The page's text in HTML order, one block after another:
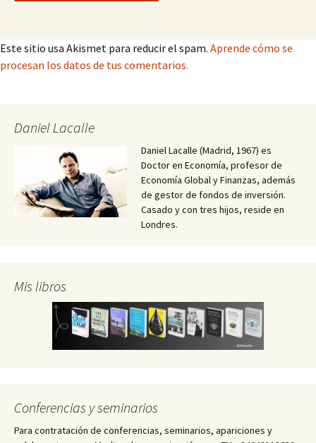
Este sitio usa Akismet para reducir el spam. Aprende cómo se
procesan los datos de tus comentarios.
Daniel Lacalle
Daniel Lacalle (Madrid, 1967) es
Doctor en Economía, profesor de
Economía Global y Finanzas, además
de gestor de fondos de inversión.
Casado y con tres hijos, reside en
Londres.
Mis libros
Conferencias y seminarios
Para contratación de conferencias, seminarios, apariciones y